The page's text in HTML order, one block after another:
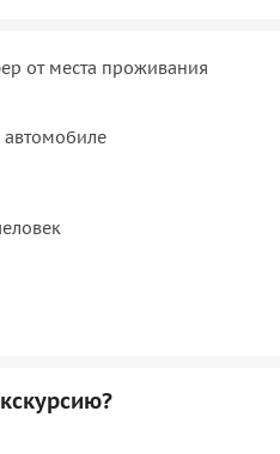
от места проживания
автомобиле